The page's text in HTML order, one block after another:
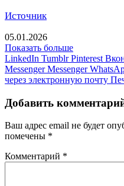
Источник
05.01.2026
Показать больше
LinkedIn Tumblr Pinterest
Messenger Messenger
через электронную почту
Добавить
Ваш адрес email не будет
помечены *
Комментарий *